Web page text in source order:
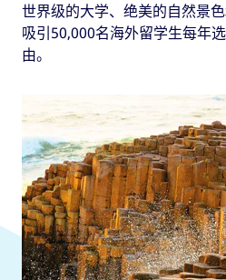
世界级的大学、绝美的自然景
吸引50,000名海外留学生每年
由。